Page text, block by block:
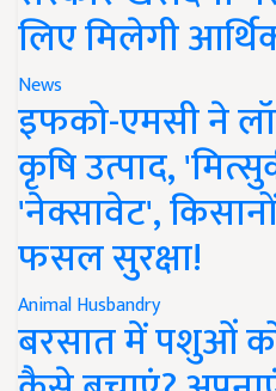
लिए मिलेगी
News
इफको-एमसी ने
कृषि उत्पाद,
'नेक्सावेट',
फसल सुरक्षा!
Animal Husbandry
बरसात में पशुओं